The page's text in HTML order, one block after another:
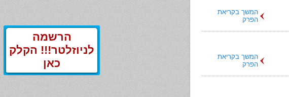
המשך בקריאת
הפרק
המשך בקריאת
הפרק
הרשמה
לניוזלטר!!! הקלק
כאן